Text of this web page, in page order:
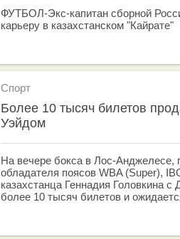
ФУТБОЛ-Экс-капитан сборной
карьеру в казахстанском "Кайрате"
Спорт
Более 10 тысяч билетов
Уэйдом
На вечере бокса в Лос-Анджелесе,
обладателя поясов WBA (Super),
казахстанца Геннадия Головкина
более 10 тысяч билетов и